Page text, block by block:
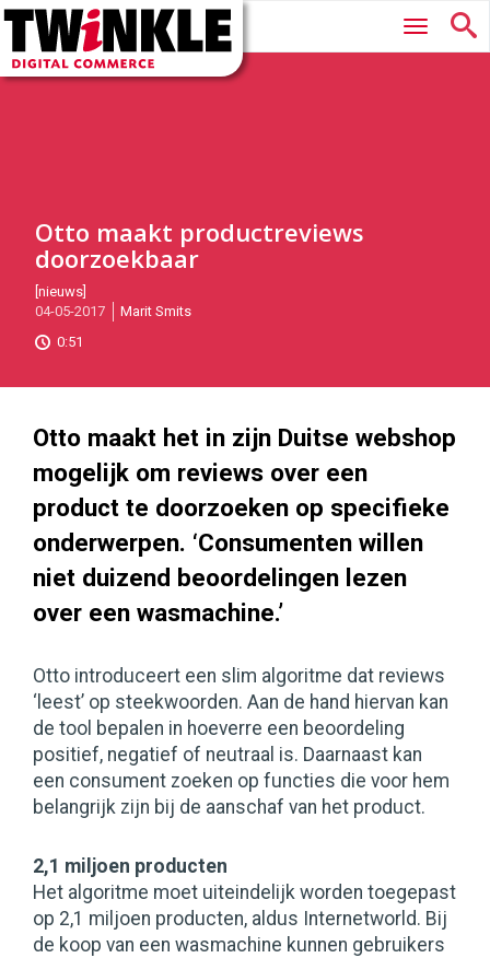
Twinkle
Digital
Commerce
Hoofdmenu
Otto maakt productreviews
doorzoekbaar
2017-
05-
04T11:13:00
2017-
[nieuws]
04-05-2017
Marit Smits
0:51
Otto maakt het in zijn Duitse webshop
mogelijk om reviews over een
product te doorzoeken op specifieke
onderwerpen. ‘Consumenten willen
niet duizend beoordelingen lezen
over een wasmachine.’
Otto introduceert een slim algoritme dat reviews
‘leest’ op steekwoorden. Aan de hand hiervan kan
de tool bepalen in hoeverre een beoordeling
positief, negatief of neutraal is. Daarnaast kan
een consument zoeken op functies die voor hem
belangrijk zijn bij de aanschaf van het product.
2,1 miljoen producten
Het algoritme moet uiteindelijk worden toegepast
op 2,1 miljoen producten, aldus Internetworld. Bij
de koop van een wasmachine kunnen gebruikers